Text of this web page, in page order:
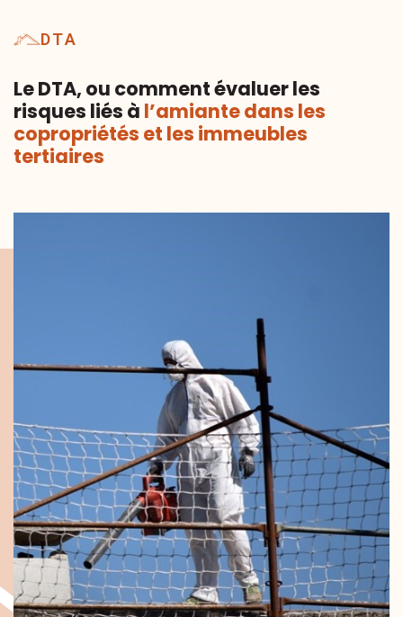
DTA
Le DTA, ou comment évaluer les
risques liés à l’amiante dans les
copropriétés et les immeubles
tertiaires